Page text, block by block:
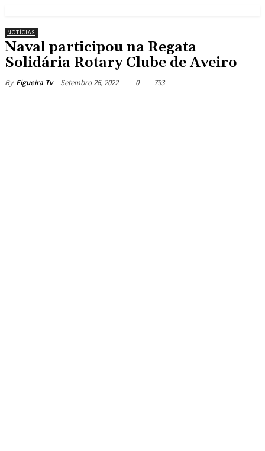
NOTÍCIAS
Naval participou na Regata
Solidária Rotary Clube de Aveiro
By Figueira Tv Setembro 26, 2022 0 793